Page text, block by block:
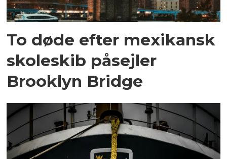
To døde efter mexikansk
skoleskib påsejler
Brooklyn Bridge